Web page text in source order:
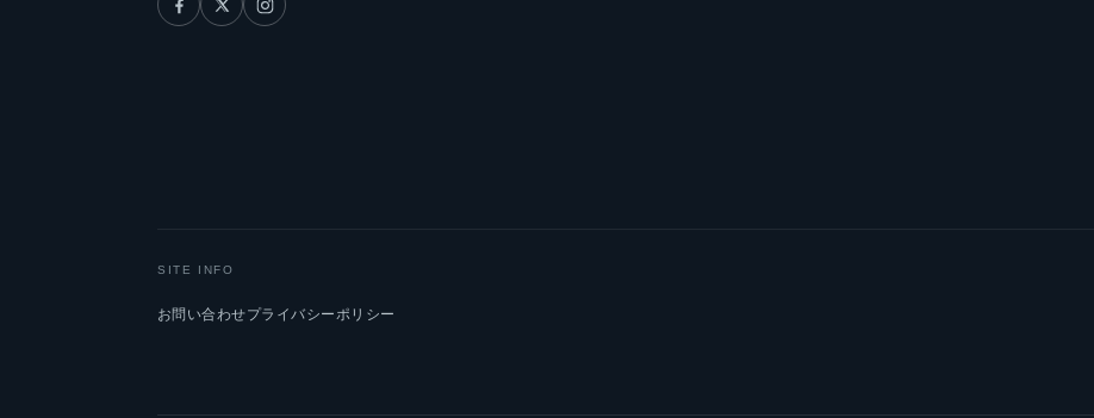
SITE INFO
お問い合わせプライバシーポリシー